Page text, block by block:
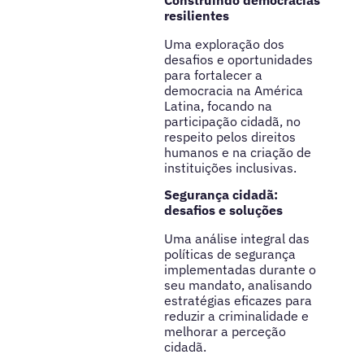
resilientes
Uma exploração dos
desafios e oportunidades
para fortalecer a
democracia na América
Latina, focando na
participação cidadã, no
respeito pelos direitos
humanos e na criação de
instituições inclusivas.
Segurança cidadã:
desafios e soluções
Uma análise integral das
políticas de segurança
implementadas durante o
seu mandato, analisando
estratégias eficazes para
reduzir a criminalidade e
melhorar a perceção
cidadã.